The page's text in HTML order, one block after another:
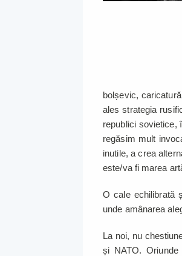
bolșevic,
ales strategia
republici sovietice,
regăsim mult
inutile, a crea
este/va fi marea
O cale echilibrată
unde amânarea
La noi, nu
și NATO. Oriunde